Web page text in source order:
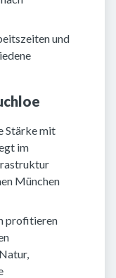
und
Stärke mit
im
München
profitieren